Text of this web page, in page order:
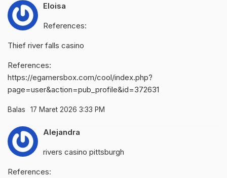
Eloisa
References:
Thief river falls casino
References:
https://egamersbox.com/cool/index.php?
page=user&action=pub_profile&id=372631
Balas 17 Maret 2026 3:33 PM
Alejandra
rivers casino pittsburgh
References: